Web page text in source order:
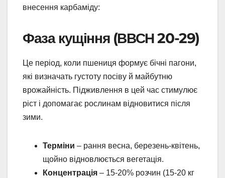
внесення карбаміду:
Фаза кущіння (ВВСН 20-29)
Це період, коли пшениця формує бічні пагони,
які визначать густоту посіву й майбутню
врожайність. Підживлення в цей час стимулює
ріст і допомагає рослинам відновитися після
зими.
Терміни – рання весна, березень-квітень,
щойно відновлюється вегетація.
Концентрація – 15-20% розчин (15-20 кг